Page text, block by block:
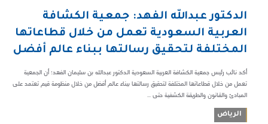
الدكتور عبدالله الفهد: جمعية الكشافة
العربية السعودية تعمل من خلال قطاعاتها
المختلفة لتحقيق رسالتها ببناء عالم أفضل
أكد نائب رئيس جمعية الكشافة العربية السعودية الدكتور عبدالله بن سليمان الفهد؛ أن الجمعية
تعمل من خلال قطاعاتها المختلفة لتحقيق رسالتها ببناء عالم أفضل من خلال منظومة قيم تعتمد على
المبادئ والقانون والطريقة الكشفية حتى ...
الرياض